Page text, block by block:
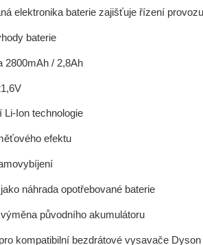
elektronika baterie zajišťuje řízení
baterie
2800mAh / 2,8Ah
Li-Ion technologie
efektu
náhrada opotřebované baterie
výměna původního akumulátoru
kompatibilní bezdrátové vysavače